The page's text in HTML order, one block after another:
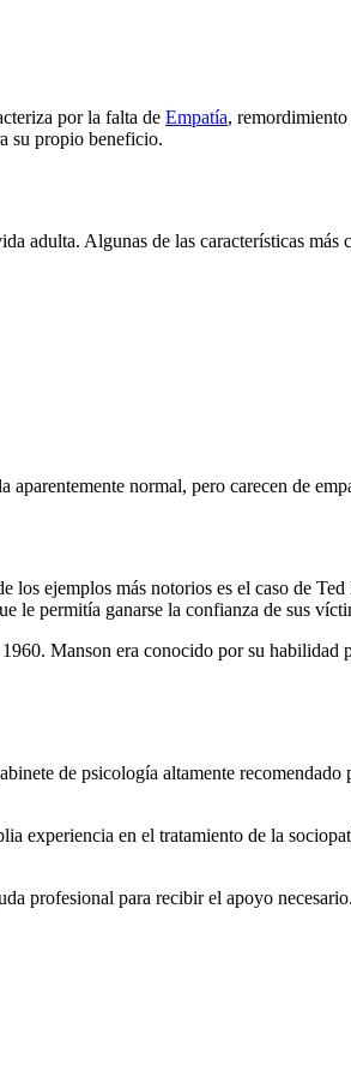
por la falta de Empatía,
su propio beneficio.
adulta. Algunas de las características más
normal, pero carecen de
ejemplos más notorios es el caso de
le permitía ganarse la confianza de sus
Manson era conocido por su habilidad
de psicología altamente recomendado
experiencia en el tratamiento de la
profesional para recibir el apoyo necesario.